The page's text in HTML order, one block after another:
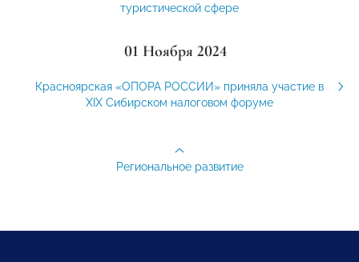
туристической сфере
01 Ноября 2024
Красноярская «ОПОРА РОССИИ» приняла участие в
XIX Сибирском налоговом форуме
Региональное развитие